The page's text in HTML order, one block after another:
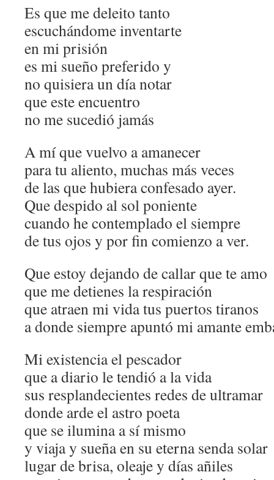
Es que me deleito tanto
escuchándome inventarte
en mi prisión
es mi sueño preferido y
no quisiera un día notar
que este encuentro
no me sucedió jamás
A mí que vuelvo a amanecer
para tu aliento, muchas más veces
de las que hubiera confesado ayer.
Que despido al sol poniente
cuando he contemplado el siempre
de tus ojos y por fin comienzo a ver.
Que estoy dejando de callar que te amo
que me detienes la respiración
que atraen mi vida tus puertos tiranos
a donde siempre apuntó mi amante
Mi existencia el pescador
que a diario le tendió a la vida
sus resplandecientes redes de ultramar
donde arde el astro poeta
que se ilumina a sí mismo
y viaja y sueña en su eterna senda solar
lugar de brisa, oleaje y días añiles